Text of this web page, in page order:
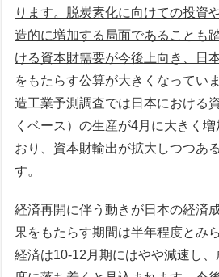
ります。脱炭素化に向けての投資
造的に増加する局面であることも
ける資本財需要が今後上向き、日
をもたらす公算が大きくなってい
造工業予測調査では日本における
くベース）の生産が4月に大きく
おり、資本財輸出が拡大しつつあ
す。
経済再開に伴う動きが日本の経済
果をもたらす期間は半年程度とみ
経済は10-12月期にはやや減速し